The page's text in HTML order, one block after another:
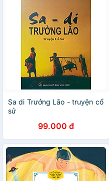
Sa di Trưởng Lão - truyện cổ
sử
99.000 đ